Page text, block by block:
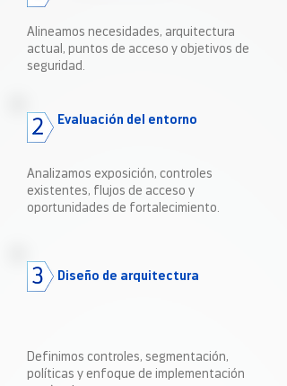
Alineamos necesidades, arquitectura
actual, puntos de acceso y objetivos de
seguridad.
Evaluación del entorno
Analizamos exposición, controles
existentes, flujos de acceso y
oportunidades de fortalecimiento.
Diseño de arquitectura
Definimos controles, segmentación,
políticas y enfoque de implementación